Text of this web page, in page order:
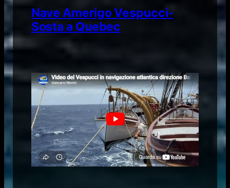
Nave Amerigo Vespucci-
Sosta a Quebec